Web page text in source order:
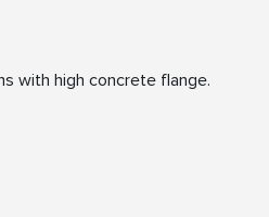
with high concrete flange.